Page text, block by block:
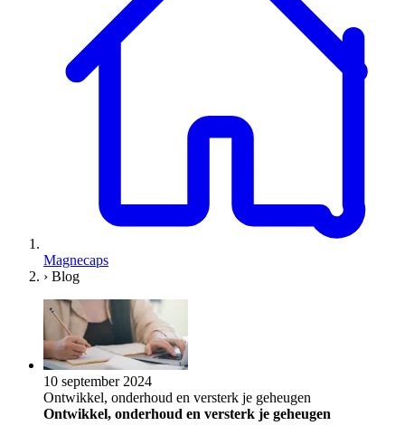
Magnecaps
› Blog
10 september 2024
Ontwikkel, onderhoud en versterk je geheugen
Ontwikkel, onderhoud en versterk je geheugen